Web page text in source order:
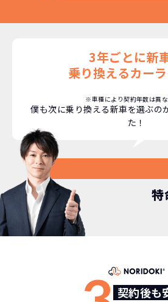
れています。
車に常に乗り続けられるの
く、人にも自慢できます！
3年ごとに新
乗り換えるカーラ
※車種により契約年数は異
僕も次に乗り換える新車を選ぶの
た！
特
契約後も